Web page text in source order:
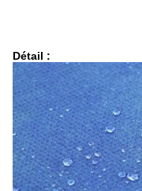
Détail :